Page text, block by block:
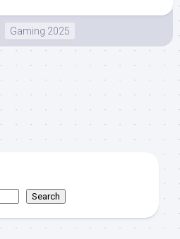
Gaming 2025
Search